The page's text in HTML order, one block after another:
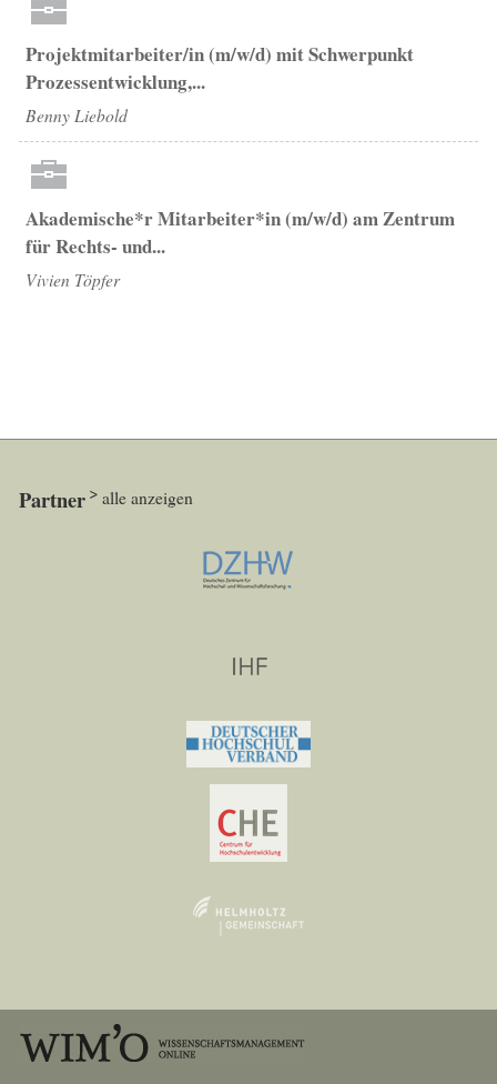
Projektmitarbeiter/in (m/w/d) mit Schwerpunkt
Prozessentwicklung,...
Benny Liebold
Akademische*r Mitarbeiter*in (m/w/d) am Zentrum
für Rechts- und...
Vivien Töpfer
Partner alle anzeigen